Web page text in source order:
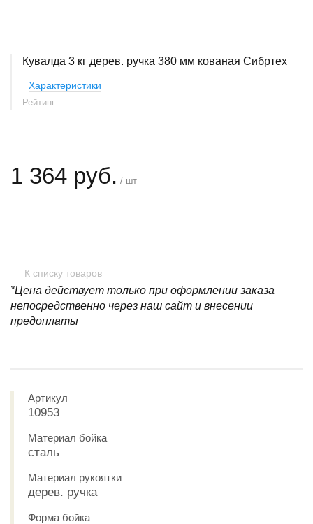
Кувалда 3 кг дерев. ручка 380 мм кованая Сибртех
Характеристики
Рейтинг:
1 364 руб. / шт
К списку товаров
*Цена действует только при оформлении заказа
непосредственно через наш сайт и внесении
предоплаты
Артикул
10953
Материал бойка
сталь
Материал рукоятки
дерев. ручка
Форма бойка